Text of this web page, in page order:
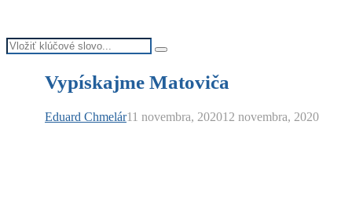
Search
for:
Search
Vypískajme Matoviča
Eduard Chmelár11 novembra, 202012 novembra, 2020